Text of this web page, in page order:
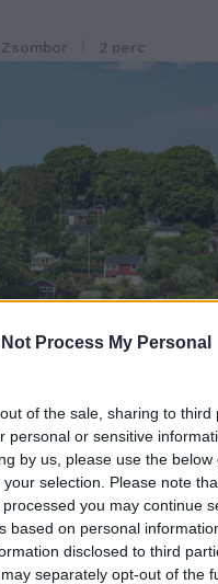
Not Process My Personal
of the sale, sharing to third
personal or sensitive
by us, please use the below
selection. Please note
you may continue
based on personal
disclosed to third
separately opt-out of the
2 perc
ügyvezetőjével